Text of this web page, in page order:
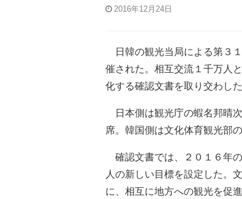
2016年12月24日
日韓の観光当局による第３
催された。相互交流１千万人
化する確認文書を取り交わした
日本側は観光庁の蝦名邦晴
席。韓国側は文化体育観光部
確認文書では、２０１６年
人の新しい目標を設定した。
に、相互に地方への観光を促